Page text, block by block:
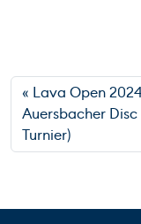
Lava Open
Auersbacher
Turnier)